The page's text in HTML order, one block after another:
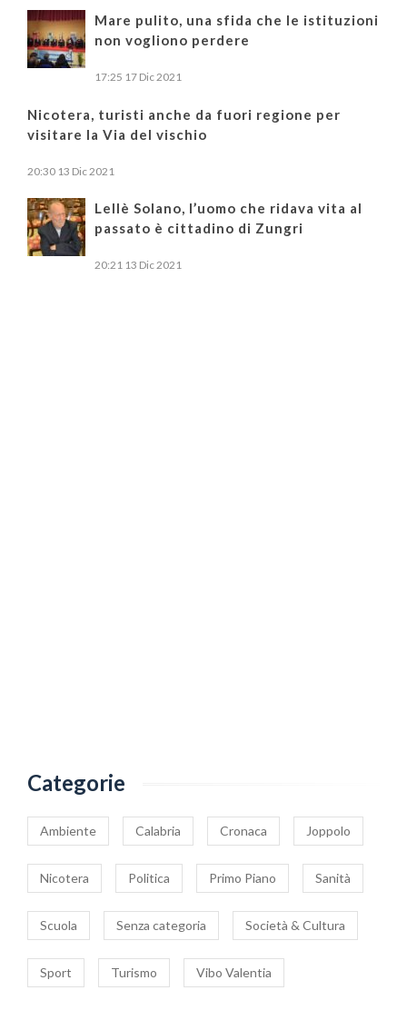
Mare pulito, una sfida che le istituzioni
non vogliono perdere
17:25 17 Dic 2021
Nicotera, turisti anche da fuori regione per
visitare la Via del vischio
20:30 13 Dic 2021
Lellè Solano, l’uomo che ridava vita al
passato è cittadino di Zungri
20:21 13 Dic 2021
Categorie
Ambiente Calabria Cronaca Joppolo
Nicotera Politica Primo Piano Sanità
Scuola Senza categoria Società & Cultura
Sport Turismo Vibo Valentia